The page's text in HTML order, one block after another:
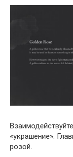
«украшение».
розой.